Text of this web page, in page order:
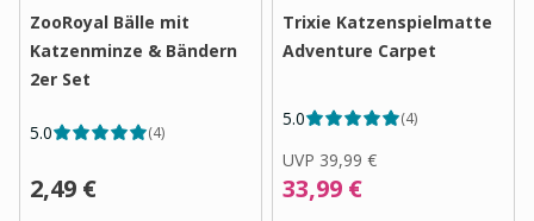
ZooRoyal Bälle mit
Katzenminze & Bändern
2er Set
5.0 (4)
2,49 €
Trixie Katzenspielmatte
Adventure Carpet
5.0 (4)
UVP 39,99 €
33,99 €